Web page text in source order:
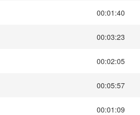
00:01:40
00:03:23
00:02:05
00:05:57
00:01:09